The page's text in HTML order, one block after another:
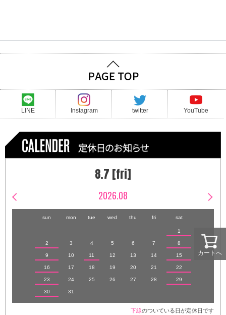
カートへ
LINE Instagram twitter YouTube
8.7 [fri]
2026.08
sun mon tue wed thu fri sat
1
2 3 4 5 6 7 8
9 10 11 12 13 14 15
16 17 18 19 20 21 22
23 24 25 26 27 28 29
30 31
下線のついている日が定休日です